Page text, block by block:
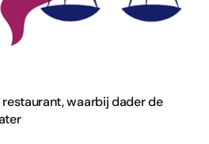
waarbij dader de